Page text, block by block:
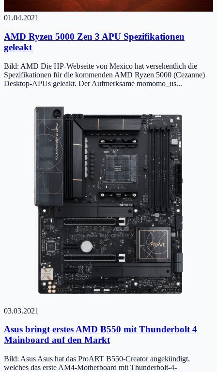
01.04.2021
AMD Ryzen 5000 Zen 3 APU Spezifikationen
geleakt
Bild: AMD Die HP-Webseite von Mexico hat versehentlich die
Spezifikationen für die kommenden AMD Ryzen 5000 (Cezanne)
Desktop-APUs geleakt. Der Aufmerksame momomo_us...
03.03.2021
Asus bringt erstes AMD B550 mit Thunderbolt 4
Mainboard auf den Markt
Bild: Asus Asus hat das ProART B550-Creator angekündigt,
welches das erste AM4-Motherboard mit Thunderbolt-4-